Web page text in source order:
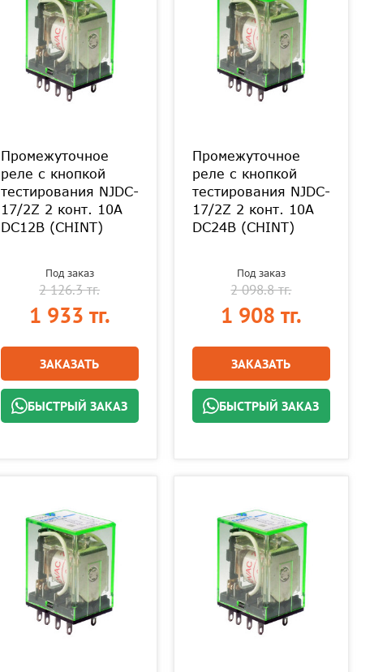
Промежуточное
реле с кнопкой
тестирования NJDC-
17/2Z 2 конт. 10А
DC12В (CHINT)
Под заказ
2 126.3 тг.
1 933 тг.
ЗАКАЗАТЬ
БЫСТРЫЙ ЗАКАЗ
Промежуточное
реле с кнопкой
тестирования NJDC-
17/2Z 2 конт. 10А
DC24В (CHINT)
Под заказ
2 098.8 тг.
1 908 тг.
ЗАКАЗАТЬ
БЫСТРЫЙ ЗАКАЗ